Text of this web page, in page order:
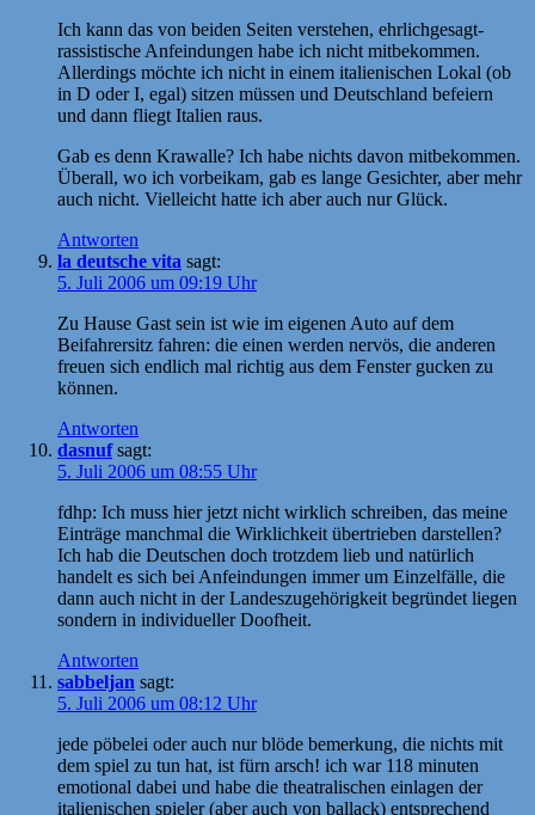
Ich kann das von beiden Seiten verstehen, ehrlichgesagt-
rassistische Anfeindungen habe ich nicht mitbekommen.
Allerdings möchte ich nicht in einem italienischen Lokal (ob
in D oder I, egal) sitzen müssen und Deutschland befeiern
und dann fliegt Italien raus.
Gab es denn Krawalle? Ich habe nichts davon mitbekommen.
Überall, wo ich vorbeikam, gab es lange Gesichter, aber mehr
auch nicht. Vielleicht hatte ich aber auch nur Glück.
Antworten
la deutsche vita sagt:
5. Juli 2006 um 09:19 Uhr
Zu Hause Gast sein ist wie im eigenen Auto auf dem
Beifahrersitz fahren: die einen werden nervös, die anderen
freuen sich endlich mal richtig aus dem Fenster gucken zu
können.
Antworten
dasnuf sagt:
5. Juli 2006 um 08:55 Uhr
fdhp: Ich muss hier jetzt nicht wirklich schreiben, das meine
Einträge manchmal die Wirklichkeit übertrieben darstellen?
Ich hab die Deutschen doch trotzdem lieb und natürlich
handelt es sich bei Anfeindungen immer um Einzelfälle, die
dann auch nicht in der Landeszugehörigkeit begründet liegen
sondern in individueller Doofheit.
Antworten
sabbeljan sagt:
5. Juli 2006 um 08:12 Uhr
jede pöbelei oder auch nur blöde bemerkung, die nichts mit
dem spiel zu tun hat, ist fürn arsch! ich war 118 minuten
emotional dabei und habe die theatralischen einlagen der
italienischen spieler (aber auch von ballack) entsprechend